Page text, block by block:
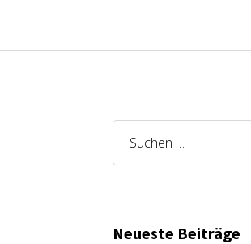
Suchen
nach:
Neueste Beiträge